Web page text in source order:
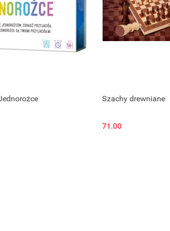
Szachy drewniane
71.00